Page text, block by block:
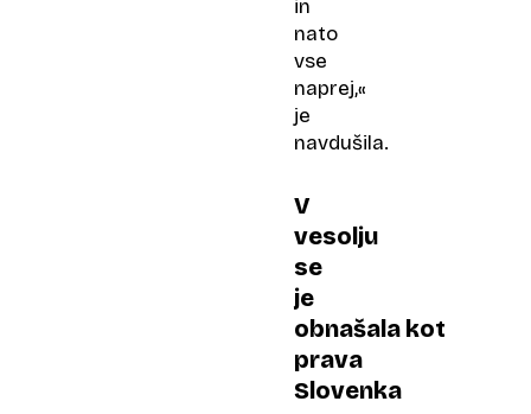
in
nato
vse
naprej,«
je
navdušila.
V
vesolju
se
je
obnašala kot
prava
Slovenka